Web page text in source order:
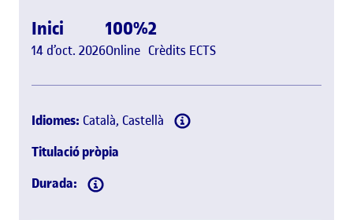
Inici
14 d’oct. 2026
100%
Online
2
Crèdits ECTS
Idiomes: Català, Castellà
Titulació pròpia
Durada: